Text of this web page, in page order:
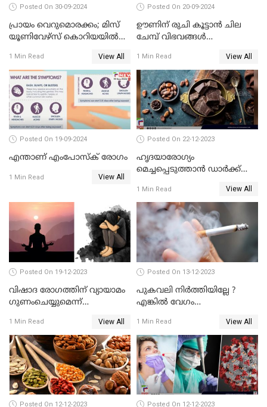
Posted On 30-09-2024
പ്രായം വെറുമൊരക്കം; മിസ്
യൂണിവേഴ്‌സ് കൊറിയയില്‍
1 Min Read View All
Posted On 20-09-2024
ഊണിന് രുചി കൂട്ടാൻ ചില
ചേമ്പ് വിഭവങ്ങൾ
1 Min Read View All
Posted On 19-09-2024
എന്താണ് എംപോസ്‌ക് രോഗം
1 Min Read View All
Posted On 22-12-2023
ഹൃദയാരോഗ്യം
മെച്ചപ്പെടുത്താന്‍ ഡാര്‍ക്ക്
1 Min Read View All
Posted On 19-12-2023
വിഷാദ രോഗത്തിന് വ്യായാമം
ഗുണംചെയ്യുമെന്ന്
1 Min Read View All
Posted On 13-12-2023
പുകവലി നിർത്തിയില്ലേ ?
എങ്കിൽ വേഗം
പുതിയ പഠനങ്ങള്‍
1 Min Read View All
Posted On 12-12-2023 Posted On 12-12-2023